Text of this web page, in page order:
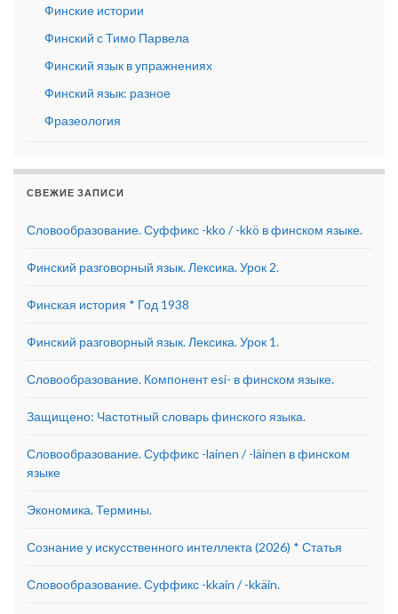
Финские истории
Финский с Тимо Парвела
Финский язык в упражнениях
Финский язык: разное
Фразеология
СВЕЖИЕ ЗАПИСИ
Словообразование. Суффикс -kko / -kkö в финском языке.
Финский разговорный язык. Лексика. Урок 2.
Финская история * Год 1938
Финский разговорный язык. Лексика. Урок 1.
Словообразование. Компонент esi- в финском языке.
Защищено: Частотный словарь финского языка.
Словообразование. Суффикс -lainen / -läinen в финском
языке
Экономика. Термины.
Сознание у искусственного интеллекта (2026) * Статья
Словообразование. Суффикс -kkain / -kkäin.